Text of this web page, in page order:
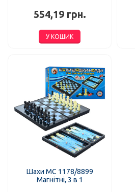
554,19 грн.
У КОШИК
Шахи MC 1178/8899
Магнітні, 3 в 1